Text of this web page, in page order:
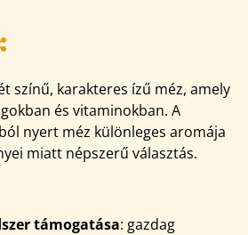
színű, karakteres ízű méz, amely
és vitaminokban. A
nyert méz különleges aromája
miatt népszerű választás.
támogatása: gazdag